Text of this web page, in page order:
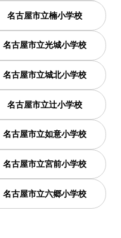
名古屋市立楠小学校
名古屋市立光城小学校
名古屋市立城北小学校
名古屋市立辻小学校
名古屋市立如意小学校
名古屋市立宮前小学校
名古屋市立六郷小学校